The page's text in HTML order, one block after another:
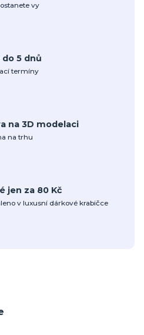
vy
5 dnů
termíny
na 3D modelaci
na trhu
jen za 80 Kč
v luxusní dárkové krabičce